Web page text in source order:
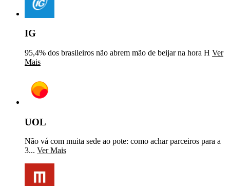
IG
95,4% dos brasileiros não abrem mão de beijar na hora H Ver
Mais
UOL
Não vá com muita sede ao pote: como achar parceiros para a
3... Ver Mais